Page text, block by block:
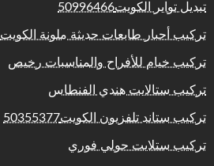
تبديل تواير الكويت50996466
تركيب أحبار طابعات حديثة ملونة الكويت
تركيب خيام للأفراح والمناسبات رخيص
تركيب ستالايت هندي الفنطاس
تركيب ستاند تلفزيون الكويت50355377
تركيب ستلايت حولي فوري